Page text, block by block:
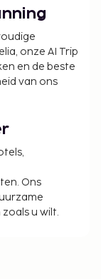
en
bij hun
enz.)
van
van
onze AI Trip
en de beste
van ons
Ons
u wilt.